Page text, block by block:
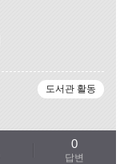
도서관 활동
답변
0